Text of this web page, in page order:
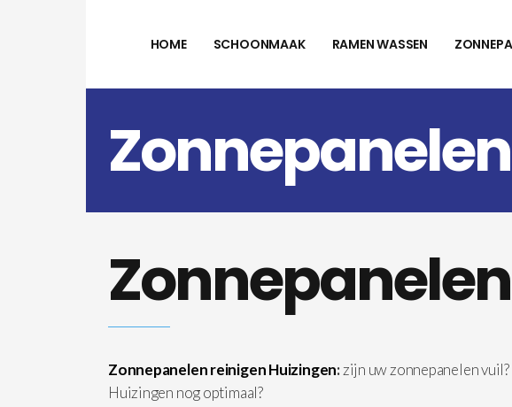
HOME SCHOONMAAK RAMEN WASSEN
Zonnepanelen reinigen Huizingen:zijn uw zonnepanelen
Huizingen nog optimaal?